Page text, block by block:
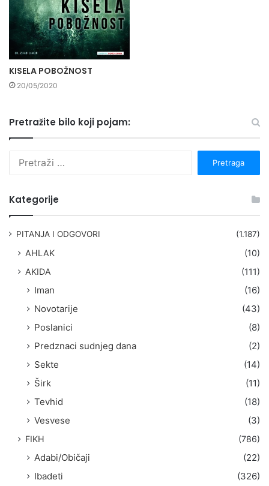
KISELA POBOŽNOST
20/05/2020
Pretražite bilo koji pojam:
Kategorije
PITANJA I ODGOVORI (1.187)
AHLAK
(10)
AKIDA
(111)
Iman
(16)
Novotarije
(43)
Poslanici
(8)
Predznaci sudnjeg dana
(2)
Sekte
(14)
Širk
(11)
Tevhid
(18)
Vesvese
(3)
FIKH (786)
Adabi/Običaji
(22)
Ibadeti
(326)